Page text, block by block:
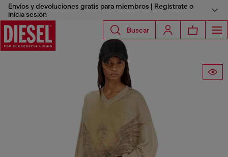
Envíos y devoluciones gratis para miembros | Regístrate o
inicia sesión
Buscar